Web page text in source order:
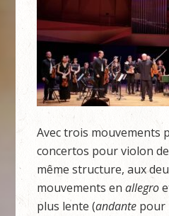
Avec trois mouvements
concertos pour violon
même structure, aux
mouvements enallegro
plus lente (andante pour